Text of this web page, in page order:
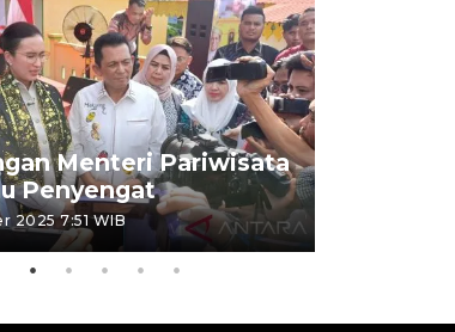
Menteri Pariwisata
Penyengat
2025 7:51 WIB